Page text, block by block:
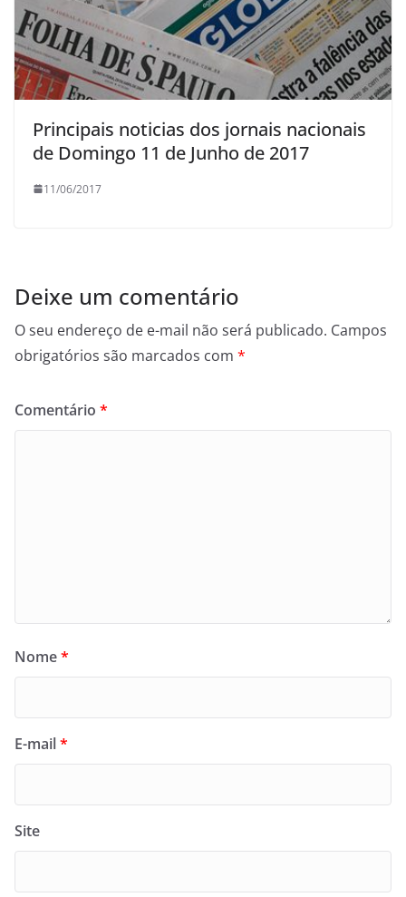
Principais noticias dos jornais nacionais
de Domingo 11 de Junho de 2017
11/06/2017
Deixe um comentário
O seu endereço de e-mail não será publicado. Campos
obrigatórios são marcados com *
Comentário *
Nome*
E-mail*
Site